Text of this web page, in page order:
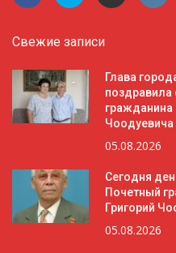
Свежие записи
Глава
поздравила
гражданина
05.08.2026
Сегодня
Почетный
Григорий
05.08.2026